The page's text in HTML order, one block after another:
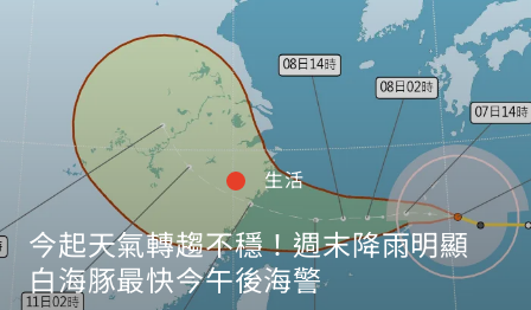
生活
今起天氣轉趨不穩！週末降雨明顯
白海豚最快今午後海警